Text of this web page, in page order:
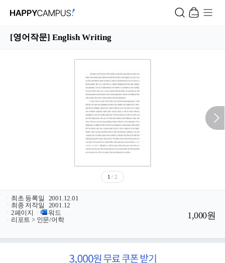
[영어작문] English Writing
1 / 2
ㆍ 최초 등록일
2001.12.01
ㆍ 최종 저작일
2001.12
ㆍ 2페이지 /
워드
ㆍ 리포트 > 인문/어학 1,000원